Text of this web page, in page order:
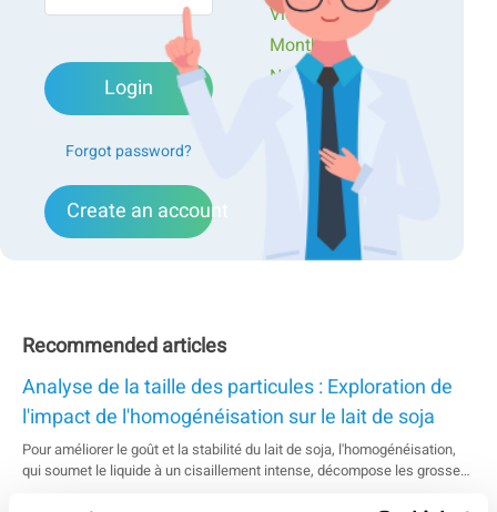
Login
Forgot password?
Create an account
Videos
Monthly
Newsletters
Exclusive Events...
Recommended articles
Analyse de la taille des particules : Exploration de
l'impact de l'homogénéisation sur le lait de soja
Pour améliorer le goût et la stabilité du lait de soja, l'homogénéisation,
qui soumet le liquide à un cisaillement intense, décompose les grosses